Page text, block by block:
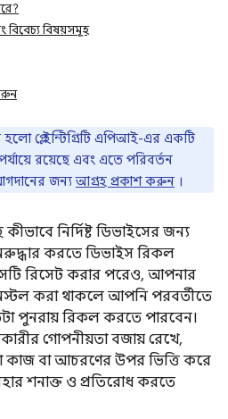
বিবেচ্য বিষয়সমূহ
প্লে ইন্টিগ্রিটি এপিআই-এর একটি
রয়েছে এবং এতে পরিবর্তন
জন্যআগ্রহ প্রকাশ করুন ।
নির্দিষ্ট ডিভাইসের জন্য
করতে ডিভাইস রিকল
রিসেট করার পরেও, আপনার
করা থাকলে আপনি পরবর্তীতে
পুনরায় রিকল করতে পারবেন।
গোপনীয়তা বজায় রেখে,
কাজ বা আচরণের উপর ভিত্তি করে
শনাক্ত ও প্রতিরোধ করতে